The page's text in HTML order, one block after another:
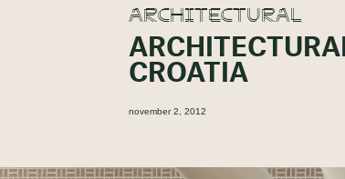
ARCHITECTURAL
CROATIA
november 2, 2012